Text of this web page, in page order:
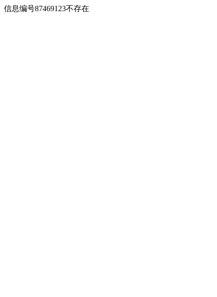
信息编号87469123不存在